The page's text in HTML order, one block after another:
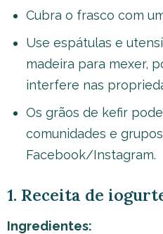
Cubra o frasco com
Use espátulas e
madeira para mexer,
interfere nas
Os grãos de kefir
comunidades e
Facebook/Instagram.
1. Receita de
Ingredientes: